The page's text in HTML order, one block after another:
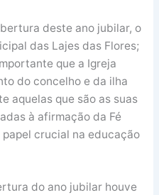
deste ano jubilar, o
das Lajes das Flores;
que a Igreja
do concelho e da ilha
aquelas que são as suas
à afirmação da Fé
crucial na educação
do ano jubilar houve